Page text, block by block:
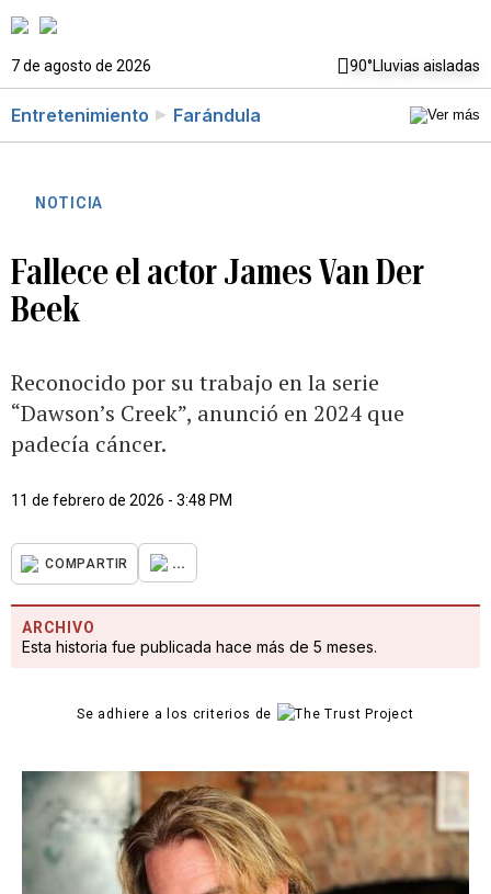
7 de agosto de 2026 90°Lluvias aisladas
Entretenimiento Farándula
NOTICIA
Fallece el actor James Van Der
Beek
Reconocido por su trabajo en la serie
“Dawson’s Creek”, anunció en 2024 que
padecía cáncer.
11 de febrero de 2026 - 3:48 PM
COMPARTIR ...
ARCHIVO
Esta historia fue publicada hace más de 5 meses.
Se adhiere a los criterios de